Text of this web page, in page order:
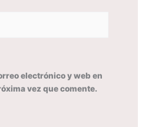
electrónico y web en
vez que comente.